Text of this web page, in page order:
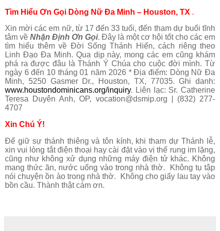
Tìm Hiểu Ơn Gọi Dòng Nữ Đa Minh – Houston, TX .
Xin mời các em nữ, từ 17 đến 33 tuổi, đến tham dự buổi tĩnh
tâm về Nhận Định Ơn Gọi. Đây là một cơ hội tốt cho các em
tìm hiểu thêm về Đời Sống Thánh Hiến, cách riêng theo
Linh Đạo Đa Minh. Qua dịp này, mong các em cũng khám
phá ra được đâu là Thánh Ý Chúa cho cuộc đời mình. Từ
ngày 6 đến 10 tháng 01 năm 2026 * Địa điểm: Dòng Nữ Đa
Minh, 5250 Gasmer Dr., Houston, TX, 77035. Ghi danh:
www.houstondominicans.org/inquiry. Liên lạc: Sr. Catherine
Teresa Duyên Anh, OP, vocation@dsmip.org | (832) 277-
4707
Xin Chú Ý!
Để giữ sự thánh thiêng và tôn kính, khi tham dự Thánh lễ,
xin vui lòng tắt điện thoại hay cài đặt vào vị thế rung im lặng,
cũng như không xử dụng những máy điện tử khác. Không
mang thức ăn, nước uống vào trong nhà thờ. Không tụ tập
nói chuyện ồn ào trong nhà thờ. Không cho giấy lau tay vào
bồn cầu. Thành thật cám ơn.